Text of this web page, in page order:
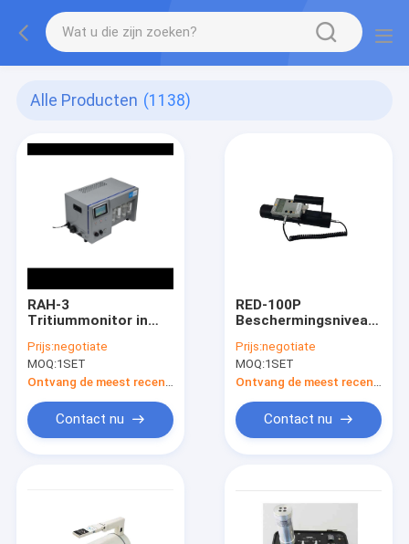
Alle Producten (1138)
RAH-3
Tritiummonitor in
tritiummonsternemingssysteem
220VAC
Prijs:negotiate
MOQ:1SET
Contact nu
RED-100P
Beschermingsniveau
dosismeter Nuclear
Biochemistry
Detector
Prijs:negotiate
MOQ:1SET
Contact nu